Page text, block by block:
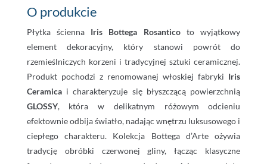
O produkcie
Płytka ścienna Iris Bottega Rosanticoto wyjątkowy
element dekoracyjny, który stanowi powrót do
rzemieślniczych korzeni i tradycyjnej sztuki ceramicznej.
Produkt pochodzi z renomowanej włoskiej fabryki Iris
Ceramicai charakteryzuje się błyszczącą powierzchnią
GLOSSY, która w delikatnym różowym odcieniu
efektownie odbija światło, nadając wnętrzu luksusowego i
ciepłego charakteru. Kolekcja Bottega d’Arte ożywia
tradycję obróbki czerwonej gliny, łącząc klasyczne